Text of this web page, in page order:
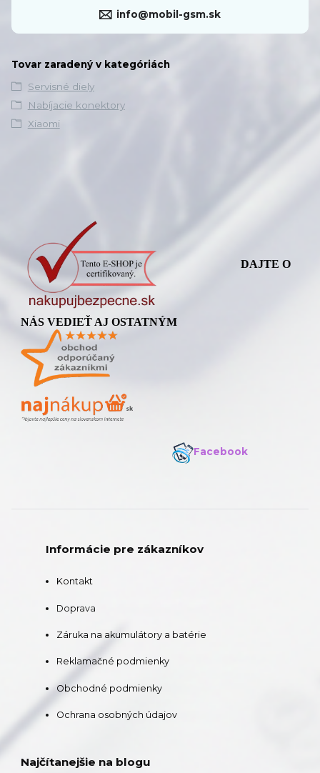
info@mobil-gsm.sk
Tovar zaradený v kategóriách
Servisné diely
Nabíjacie konektory
Xiaomi
DAJTE O
NÁS VEDIEŤ AJ OSTATNÝM
Facebook
Informácie pre zákazníkov
Kontakt
Doprava
Záruka na akumulátory a batérie
Reklamačné podmienky
Obchodné podmienky
Ochrana osobných údajov
Najčítanejšie na blogu